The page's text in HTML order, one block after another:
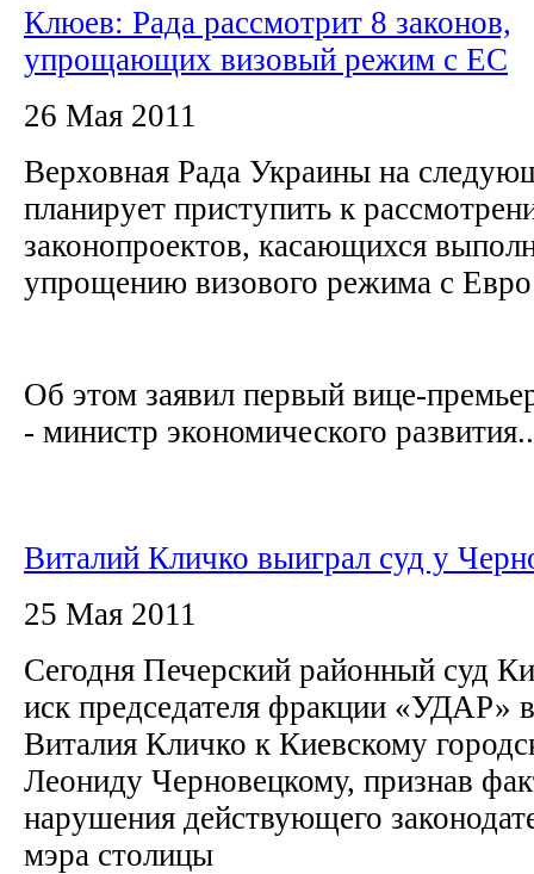
Клюев: Рада рассмотрит 8 законов,
упрощающих визовый режим с ЕС
26 Мая 2011
Верховная Рада Украины на
планирует приступить к
законопроектов, касающихся
упрощению визового режима с
Об этом заявил первый вице-
- министр экономического
Виталий Кличко выиграл суд у
25 Мая 2011
Сегодня Печерский районный суд
иск председателя фракции «УДАР»
Виталия Кличко к Киевскому
Леониду Черновецкому, признав
нарушения действующего
мэра столицы